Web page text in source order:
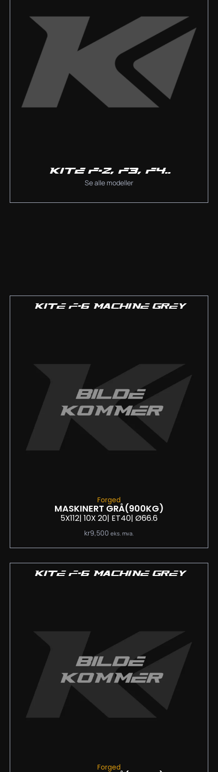
KITE F-2, F3, F4..
Se alle modeller
KITE F-6 MACHINE GREY
Forged
MASKINERT GRÅ(900KG)
5X112| 10X 20| ET40| Ø66.6
kr9,500 eks. mva.
KITE F-6 MACHINE GREY
Forged